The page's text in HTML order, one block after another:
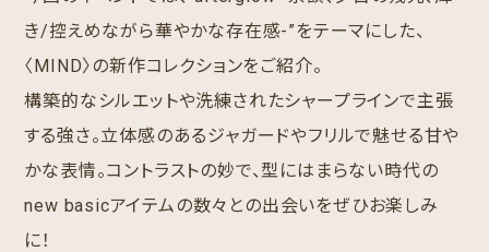
き/控えめながら華やかな存在感-”をテーマにした、
〈MIND〉の新作コレクションをご紹介。
構築的なシルエットや洗練されたシャープラインで主張
する強さ。立体感のあるジャガードやフリルで魅せる甘や
かな表情。コントラストの妙で、型にはまらない時代の
new basicアイテムの数々との出会いをぜひお楽しみ
に！